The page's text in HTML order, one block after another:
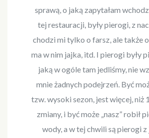
sprawą, o jaką zapytałam
tej restauracji, były pierogi, z
chodzi mi tylko o farsz, ale także
ma w nim jajka, itd. I pierogi były
jaką w ogóle tam jedliśmy, nie
mnie żadnych podejrzeń. Być
tzw. wysoki sezon, jest więcej, niż
zmiany, i być może „nasz” robił
wody, a w tej chwili są pierogi z